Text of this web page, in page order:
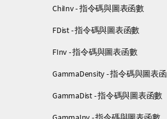
ChiInv - 指令碼與圖表函數
FDist - 指令碼與圖表函數
FInv - 指令碼與圖表函數
GammaDensity - 指令碼與圖表
GammaDist - 指令碼與圖表函數